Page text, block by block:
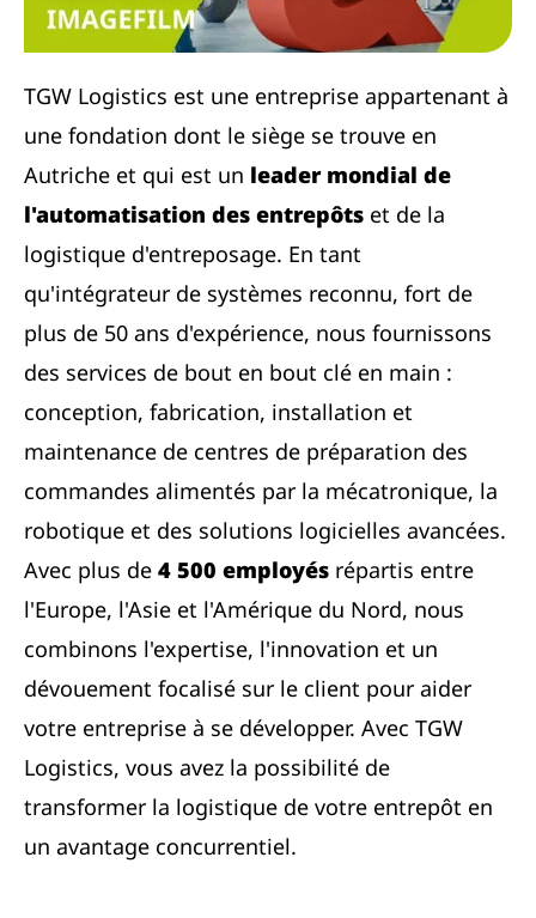
TGW Logistics est une entreprise appartenant à
une fondation dont le siège se trouve en
Autriche et qui est un leader mondial de
l'automatisation des entrepôts et de la
logistique d'entreposage. En tant
qu'intégrateur de systèmes reconnu, fort de
plus de 50 ans d'expérience, nous fournissons
des services de bout en bout clé en main :
conception, fabrication, installation et
maintenance de centres de préparation des
commandes alimentés par la mécatronique, la
robotique et des solutions logicielles avancées.
Avec plus de 4 500 employés répartis entre
l'Europe, l'Asie et l'Amérique du Nord, nous
combinons l'expertise, l'innovation et un
dévouement focalisé sur le client pour aider
votre entreprise à se développer. Avec TGW
Logistics, vous avez la possibilité de
transformer la logistique de votre entrepôt en
un avantage concurrentiel.